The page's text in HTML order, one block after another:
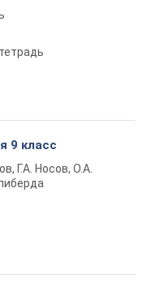
9 класс
Г.А. Носов, О.А.